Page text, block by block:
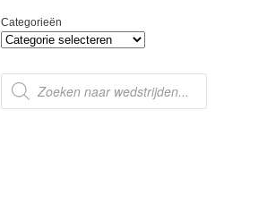
Categorieën
Producten
zoeken